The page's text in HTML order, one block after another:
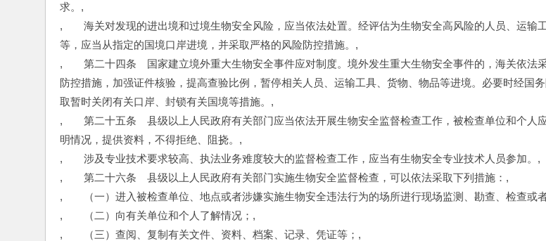
求。,
,　　海关对发现的进出境和过境生物安全风险，应当依法处置。经评估为生物安全高风险的人员、运输
等，应当从指定的国境口岸进境，并采取严格的风险防控措施。,
,　　第二十四条　国家建立境外重大生物安全事件应对制度。境外发生重大生物安全事件的，海关依法
防控措施，加强证件核验，提高查验比例，暂停相关人员、运输工具、货物、物品等进境。必要时经国
取暂时关闭有关口岸、封锁有关国境等措施。,
,　　第二十五条　县级以上人民政府有关部门应当依法开展生物安全监督检查工作，被检查单位和个人
明情况，提供资料，不得拒绝、阻挠。,
,　　涉及专业技术要求较高、执法业务难度较大的监督检查工作，应当有生物安全专业技术人员参加。,
,　　第二十六条　县级以上人民政府有关部门实施生物安全监督检查，可以依法采取下列措施：,
,　　（一）进入被检查单位、地点或者涉嫌实施生物安全违法行为的场所进行现场监测、勘查、检查或
,　　（二）向有关单位和个人了解情况；,
,　　（三）查阅、复制有关文件、资料、档案、记录、凭证等；,